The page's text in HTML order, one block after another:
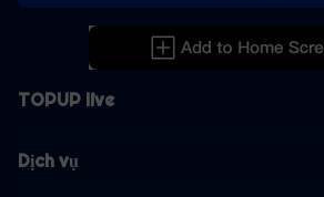
TOPUP live
Dịch vụ